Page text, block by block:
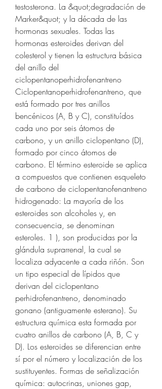
testosterona. La &quot;degradación de
Marker&quot; y la década de las
hormonas sexuales. Todas las
hormonas esteroides derivan del
colesterol y tienen la estructura básica
del anillo del
ciclopentanoperhidrofenantreno
Ciclopentanoperhidrofenantreno, que
está formado por tres anillos
bencénicos (A, B y C), constituídos
cada uno por seis átomos de
carbono, y un anillo ciclopentano (D),
formado por cinco átomos de
carbono. El término esteroide se aplica
a compuestos que contienen esqueleto
de carbono de ciclopentanofenantreno
hidrogenado: La mayoría de los
esteroides son alcoholes y, en
consecuencia, se denominan
esteroles. 1 ), son producidas por la
glándula suprarrenal, la cual se
localiza adyacente a cada riñón. Son
un tipo especial de lípidos que
derivan del ciclopentano
perhidrofenantreno, denominado
gonano (antiguamente esterano). Su
estructura química esta formada por
cuatro anillos de carbono (A, B, C y
D). Los esteroides se diferencian entre
sí por el número y localización de los
sustituyentes. Formas de señalización
química: autocrinas, uniones gap,